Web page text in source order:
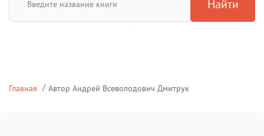
Найти
Главная Автор Андрей Всеволодович Дмитрук